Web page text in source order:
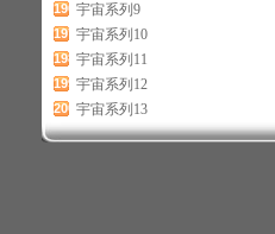
196 宇宙系列9
197 宇宙系列10
198 宇宙系列11
199 宇宙系列12
200 宇宙系列13